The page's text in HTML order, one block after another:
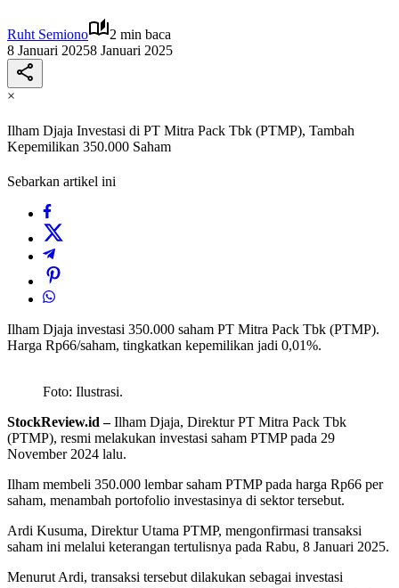
Ruht Semiono
2 min baca
8 Januari 20258 Januari 2025
×
Ilham Djaja Investasi di PT Mitra Pack Tbk (PTMP), Tambah
Kepemilikan 350.000 Saham
Sebarkan artikel ini
Ilham Djaja investasi 350.000 saham PT Mitra Pack Tbk (PTMP).
Harga Rp66/saham, tingkatkan kepemilikan jadi 0,01%.
Foto: Ilustrasi.
StockReview.id –Ilham Djaja, Direktur PT Mitra Pack Tbk
(PTMP), resmi melakukan investasi saham PTMP pada 29
November 2024 lalu.
Ilham membeli 350.000 lembar saham PTMP pada harga Rp66 per
saham, menambah portofolio investasinya di sektor tersebut.
Ardi Kusuma, Direktur Utama PTMP, mengonfirmasi transaksi
saham ini melalui keterangan tertulisnya pada Rabu, 8 Januari 2025.
Menurut Ardi, transaksi tersebut dilakukan sebagai investasi